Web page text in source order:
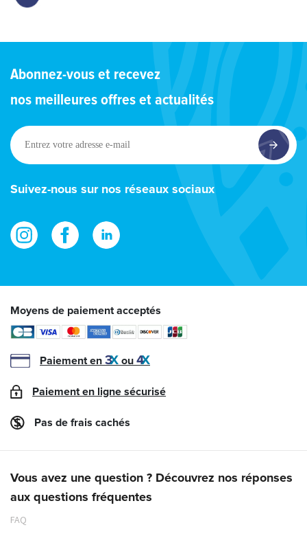
Abonnez-vous et recevez
nos meilleures offres et actualités
Entrez
votre
adresse
e-
Suivez-nous sur nos réseaux sociaux
Moyens de paiement acceptés
Paiement en ou
Paiement en ligne sécurisé
Pas de frais cachés
Vous avez une question ? Découvrez nos réponses
aux questions fréquentes
FAQ